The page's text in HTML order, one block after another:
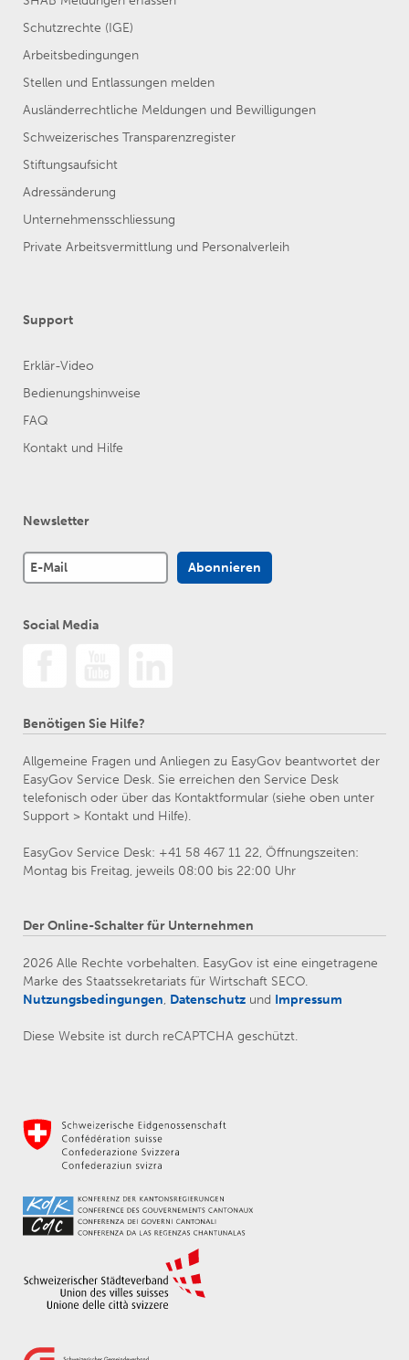
Schutzrechte (IGE)
Arbeitsbedingungen
Stellen und Entlassungen melden
Ausländerrechtliche Meldungen und Bewilligungen
Schweizerisches Transparenzregister
Stiftungsaufsicht
Adressänderung
Unternehmensschliessung
Private Arbeitsvermittlung und Personalverleih
Support
Erklär-Video
Bedienungshinweise
FAQ
Kontakt und Hilfe
Newsletter
Social Media
Benötigen Sie Hilfe?
Allgemeine Fragen und Anliegen zu EasyGov beantwortet der
EasyGov Service Desk. Sie erreichen den Service Desk
telefonisch oder über das Kontaktformular (siehe oben unter
Support > Kontakt und Hilfe).
EasyGov Service Desk: +41 58 467 11 22, Öffnungszeiten:
Montag bis Freitag, jeweils 08:00 bis 22:00 Uhr
Der Online-Schalter für Unternehmen
2026 Alle Rechte vorbehalten. EasyGov ist eine eingetragene
Marke des Staatssekretariats für Wirtschaft SECO.
Nutzungsbedingungen, Datenschutz und Impressum
Diese Website ist durch reCAPTCHA geschützt.